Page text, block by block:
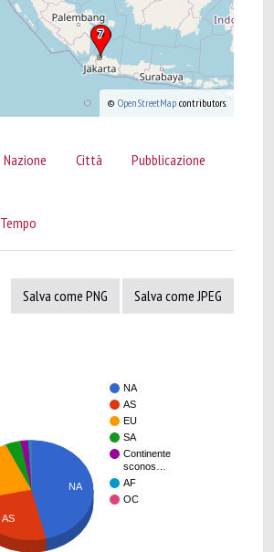
© OpenStreetMap contributors.
Nazione Città Pubblicazione
Tempo
Salva come PNG Salva come JPEG
NA
AS
EU
SA
Continente
sconos…
AF
OC
NA
AS